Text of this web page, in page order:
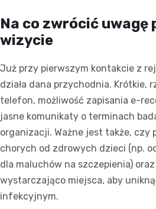
Na co zwrócić uwagę
wizycie
Już przy pierwszym kontakcie z
działa dana przychodnia. Krótkie,
telefon, możliwość zapisania e-
jasne komunikaty o terminach
organizacji. Ważne jest także, czy
chorych od zdrowych dzieci (np.
dla maluchów na szczepienia)
wystarczająco miejsca, aby
infekcyjnym.